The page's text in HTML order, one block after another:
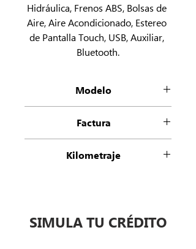
Hidráulica, Frenos ABS, Bolsas de
Aire, Aire Acondicionado, Estereo
de Pantalla Touch, USB, Auxiliar,
Bluetooth.
Modelo
Factura
Kilometraje
SIMULA TU CRÉDITO